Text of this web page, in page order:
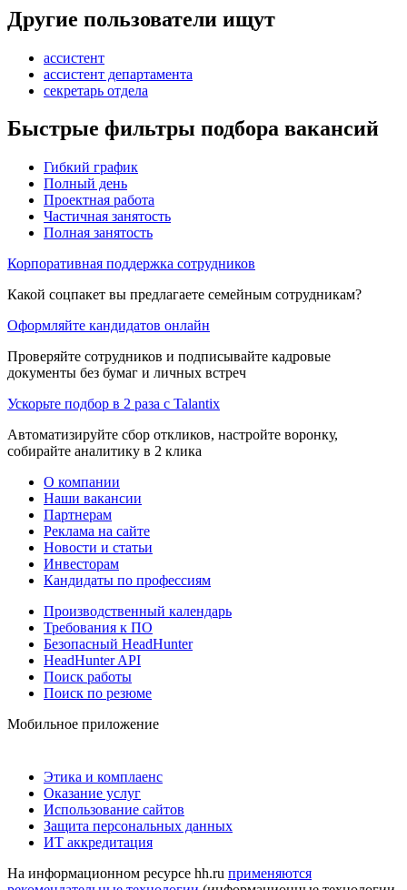
Другие пользователи ищут
ассистент
ассистент департамента
секретарь отдела
Быстрые фильтры подбора вакансий
Гибкий график
Полный день
Проектная работа
Частичная занятость
Полная занятость
Корпоративная поддержка сотрудников
Какой соцпакет вы предлагаете семейным сотрудникам?
Оформляйте кандидатов онлайн
Проверяйте сотрудников и подписывайте кадровые
документы без бумаг и личных встреч
Ускорьте подбор в 2 раза с Talantix
Автоматизируйте сбор откликов, настройте воронку,
собирайте аналитику в 2 клика
О компании
Наши вакансии
Партнерам
Реклама на сайте
Новости и статьи
Инвесторам
Кандидаты по профессиям
Производственный календарь
Требования к ПО
Безопасный HeadHunter
HeadHunter API
Поиск работы
Поиск по резюме
Мобильное приложение
Этика и комплаенс
Оказание услуг
Использование сайтов
Защита персональных данных
ИТ аккредитация
На информационном ресурсе hh.ru применяются